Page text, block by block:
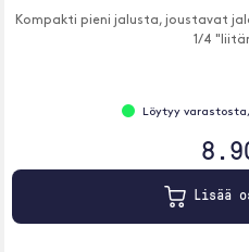
Kompakti pieni jalusta, joustavat
1/4
Löytyy
Lisää